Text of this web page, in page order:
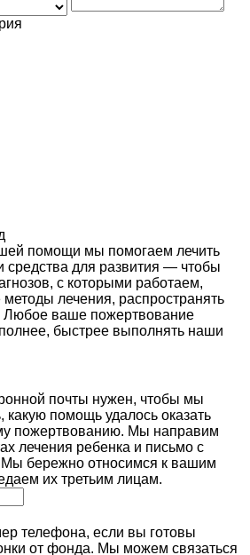
помощи мы помогаем лечить
средства для развития — чтобы
с которыми работаем,
лечения, распространять
Любое ваше пожертвование
быстрее выполнять наши
почты нужен, чтобы мы
какую помощь удалось оказать
пожертвованию. Мы направим
лечения ребенка и письмо с
Мы бережно относимся к вашим
их третьим лицам.
телефона, если вы готовы
от фонда. Мы можем связаться